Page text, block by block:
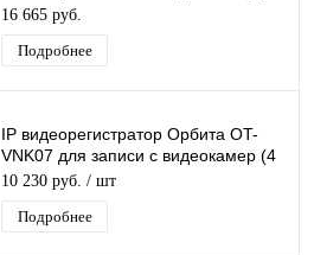
IP камеры разрешением 4K)
16 665 руб.
Подробнее
IP видеорегистратор Орбита OT-
VNK07 для записи с видеокамер (4
Wi-Fi камеры разрешением 4K)
10 230 руб. / шт
Подробнее